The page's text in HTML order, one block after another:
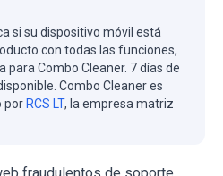
si su dispositivo móvil está
con todas las funciones,
para Combo Cleaner. 7 días de
Combo Cleaner es
por RCS LT, la empresa matriz